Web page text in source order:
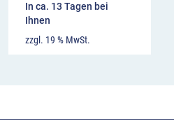
In ca. 13 Tagen bei
Ihnen
zzgl. 19 % MwSt.